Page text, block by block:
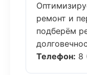
ремонт и
подберём
Телефон: 8